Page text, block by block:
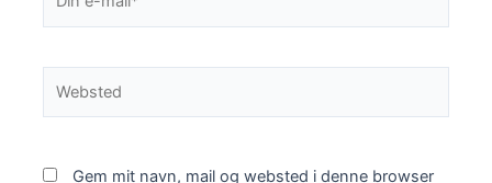
e-
Gem mit navn, mail og websted i denne browser